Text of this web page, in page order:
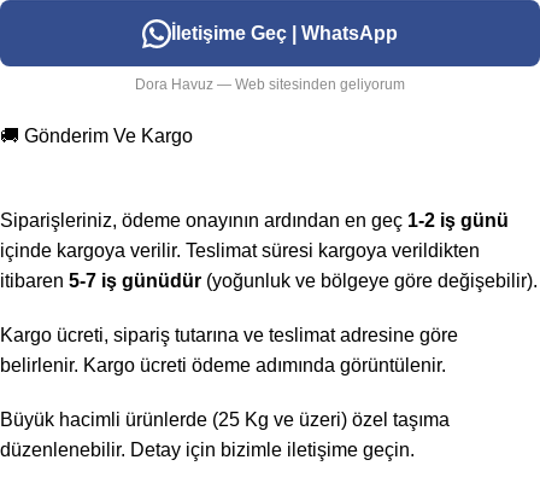
İletişime Geç | WhatsApp
Dora Havuz — Web sitesinden geliyorum
🚚 Gönderim Ve Kargo
Siparişleriniz, ödeme onayının ardından en geç 1-2 iş günü
içinde kargoya verilir. Teslimat süresi kargoya verildikten
itibaren 5-7 iş günüdür (yoğunluk ve bölgeye göre değişebilir).
Kargo ücreti, sipariş tutarına ve teslimat adresine göre
belirlenir. Kargo ücreti ödeme adımında görüntülenir.
Büyük hacimli ürünlerde (25 Kg ve üzeri) özel taşıma
düzenlenebilir. Detay için bizimle iletişime geçin.